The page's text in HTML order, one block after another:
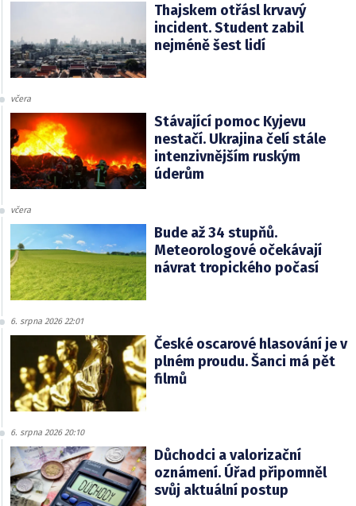
Thajskem otřásl krvavý
incident. Student zabil
nejméně šest lidí
včera
Stávající pomoc Kyjevu
nestačí. Ukrajina čelí stále
intenzivnějším ruským
úderům
včera
Bude až 34 stupňů.
Meteorologové očekávají
návrat tropického počasí
6. srpna 2026 22:01
České oscarové hlasování je v
plném proudu. Šanci má pět
filmů
6. srpna 2026 20:10
Důchodci a valorizační
oznámení. Úřad připomněl
svůj aktuální postup